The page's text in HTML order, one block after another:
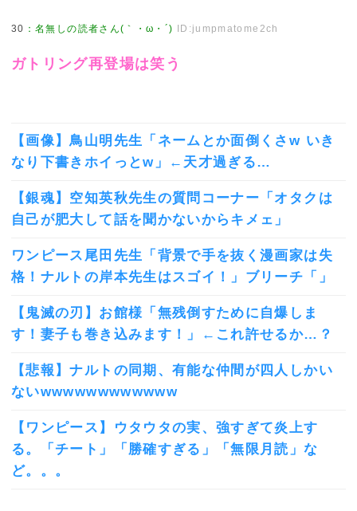
30 ：名無しの読者さん(｀・ω・´) ID:jumpmatome2ch
ガトリング再登場は笑う
【画像】鳥山明先生「ネームとか面倒くさw いき
なり下書きホイっとw」←天才過ぎる…
【銀魂】空知英秋先生の質問コーナー「オタクは
自己が肥大して話を聞かないからキメェ」
ワンピース尾田先生「背景で手を抜く漫画家は失
格！ナルトの岸本先生はスゴイ！」ブリーチ「」
【鬼滅の刃】お館様「無残倒すために自爆しま
す！妻子も巻き込みます！」←これ許せるか…？
【悲報】ナルトの同期、有能な仲間が四人しかい
ないwwwwwwwwwwww
【ワンピース】ウタウタの実、強すぎて炎上す
る。「チート」「勝確すぎる」「無限月読」な
ど。。。